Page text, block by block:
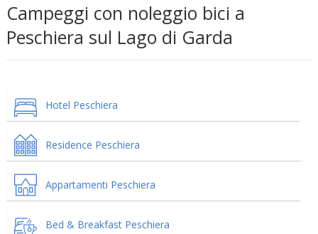
Campeggi con noleggio bici a
Peschiera sul Lago di Garda
Hotel Peschiera
Residence Peschiera
Appartamenti Peschiera
Bed & Breakfast Peschiera